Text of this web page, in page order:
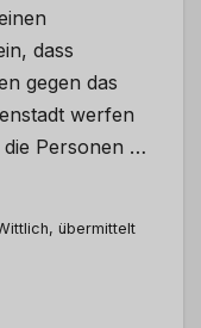
dass
gegen das
werfen
Personen …
übermittelt